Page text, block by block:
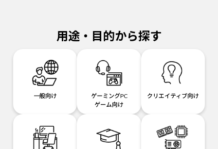
用途・目的から探す
一般向け
ゲーミングPC
ゲーム向け
クリエイティブ向け